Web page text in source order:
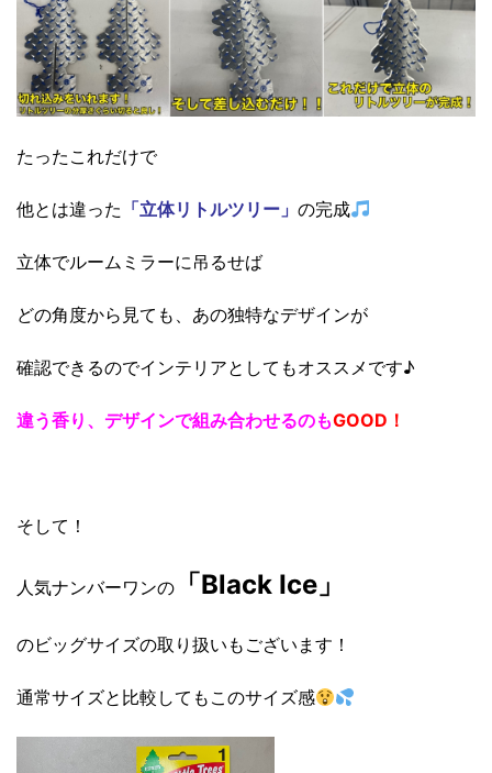
たったこれだけで
他とは違った 「立体リトルツリー」 の完成
立体でルームミラーに吊るせば
どの角度から見ても、あの独特なデザインが
確認できるのでインテリアとしてもオススメです♪
違う香り、デザインで組み合わせるのもGOOD！
そして！
人気ナンバーワンの 「Black Ice」
のビッグサイズの取り扱いもございます！
通常サイズと比較してもこのサイズ感